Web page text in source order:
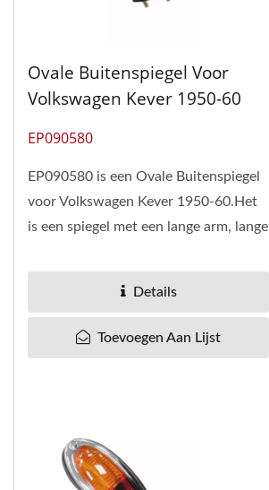
Ovale Buitenspiegel Voor
Volkswagen Kever 1950-60
EP090580
EP090580 is een Ovale Buitenspiegel
voor Volkswagen Kever 1950-60.Het
is een spiegel met een lange arm, lange
Taiwan is een uitstekende...
Details
Toevoegen Aan Lijst